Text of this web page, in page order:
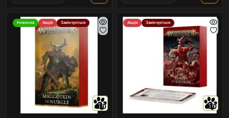
Новинка Акція Закінчується
10
Акція Закінчується
10